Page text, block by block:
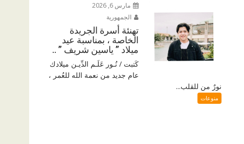
مارس 6, 2026
الجمهورية
تهنئة أسرة الجريدة
الخاصة ، بمناسبة عيد
ميلاد ” ياسين شريف ” ..
كَتبت / نُـور عَلَـم الدِّيـن ميلادك
عام جديد من نعمة الله للعُمر ،
نورٌ من للقلب...
منوعات